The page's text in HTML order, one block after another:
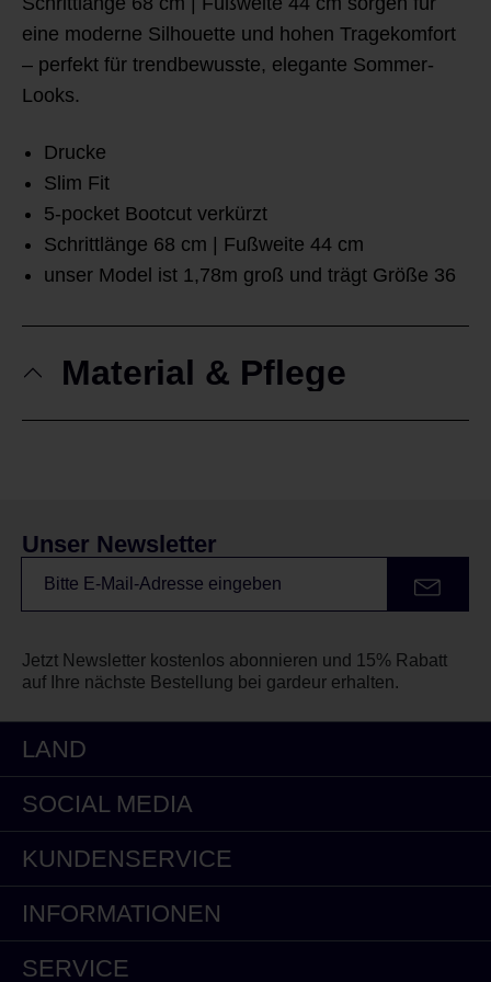
eine moderne Silhouette und hohen Tragekomfort
– perfekt für trendbewusste, elegante Sommer-
Looks.
Drucke
Slim Fit
5-pocket Bootcut verkürzt
Schrittlänge 68 cm | Fußweite 44 cm
unser Model ist 1,78m groß und trägt Größe 36
Material & Pflege
Unser Newsletter
Jetzt Newsletter kostenlos abonnieren und 15% Rabatt
auf Ihre nächste Bestellung bei gardeur erhalten.
LAND
SOCIAL MEDIA
KUNDENSERVICE
INFORMATIONEN
SERVICE